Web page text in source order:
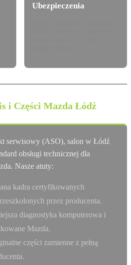
Ubezpieczenia
i Części Mazda Łódź
serwisowy (ASO), salon w Łódź
obsługi technicznej dla
Nasze atuty:
kadra certyfikowanych
przez producenta.
diagnostyka komputerowa i
Mazda.
części zamienne z pełną